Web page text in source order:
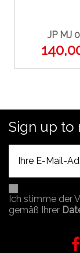
JP MJ
Sign up to
Ich stimme der
gemäß Ihrer